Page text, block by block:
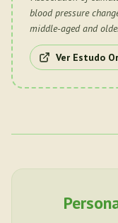
blood pressure
middle-aged and
Ver Estudo